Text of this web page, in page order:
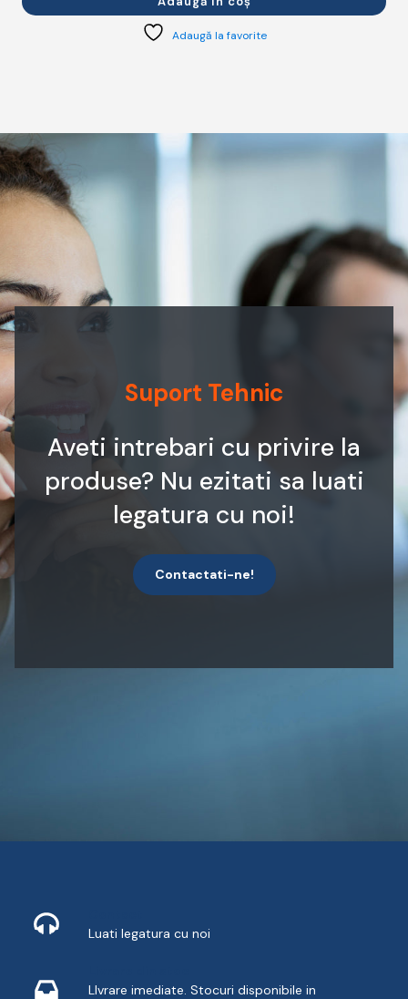
Adaugă la favorite
Suport Tehnic
Aveti intrebari cu privire la
produse? Nu ezitati sa luati
legatura cu noi!
Contactati-ne!
Luati legatura cu noi
LIvrare imediate. Stocuri disponibile in